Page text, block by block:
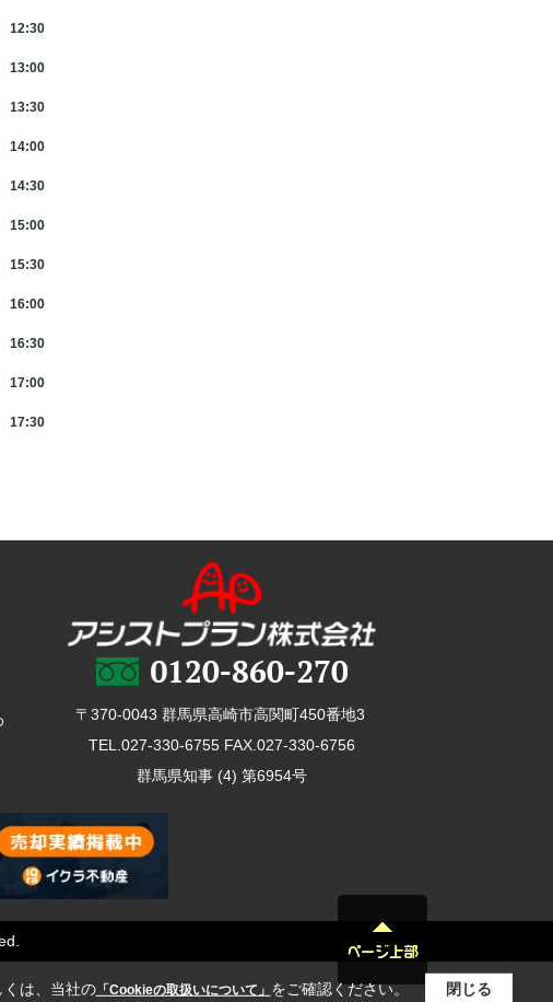
12:30
13:00
13:30
14:00
14:30
15:00
15:30
16:00
16:30
17:00
17:30
〒370-0043 群馬県高崎市高関町450番地3
TEL.027-330-6755 FAX.027-330-6756
群馬県知事 (4) 第6954号
くは、当社の「Cookieの取扱いについて」 をご確認ください。 閉じる